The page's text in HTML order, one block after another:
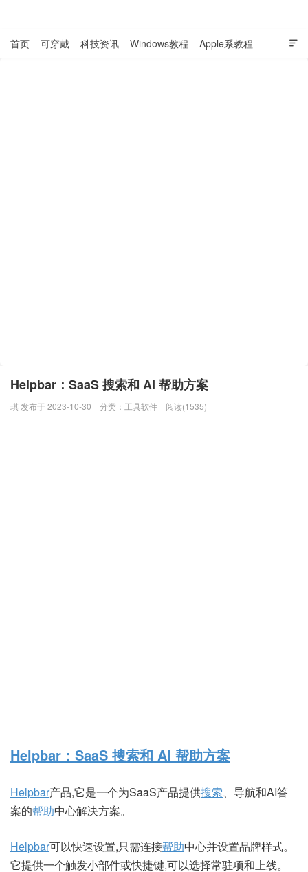

首页 可穿戴 科技资讯 Windows教程 Apple系教程
Helpbar：SaaS 搜索和 AI 帮助方案
琪 发布于 2023-10-30 分类： 工具软件 阅读(1535)
Helpbar：SaaS 搜索和 AI 帮助方案
Helpbar产品,它是一个为SaaS产品提供搜索、导航和AI答
案的帮助中心解决方案。
Helpbar可以快速设置,只需连接帮助中心并设置品牌样式。
它提供一个触发小部件或快捷键,可以选择常驻项和上线。